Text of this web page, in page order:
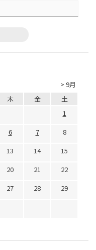
> 9月
木 金
土
1
6 7
8
13 14
15
20 21
22
27 28
29